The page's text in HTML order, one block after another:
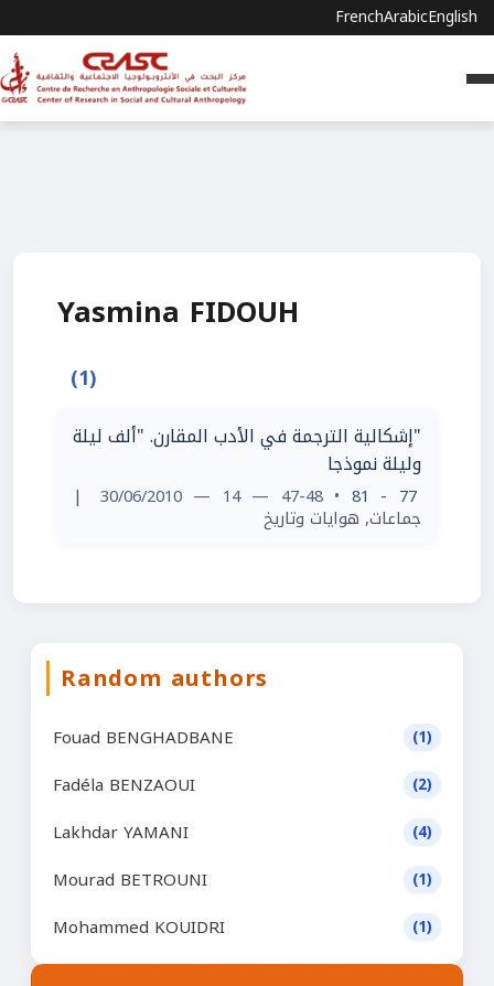
FrenchArabicEnglish
Yasmina FIDOUH
(1)
"إشكالية الترجمة في الأدب المقارن. "ألف ليلة
وليلة نموذجا
77 - 81
• 47-48 — 14 — 30/06/2010
|
جماعات, هوايات وتاريخ
Random authors
Fouad BENGHADBANE (1)
Fadéla BENZAOUI (2)
Lakhdar YAMANI (4)
Mourad BETROUNI (1)
Mohammed KOUIDRI (1)